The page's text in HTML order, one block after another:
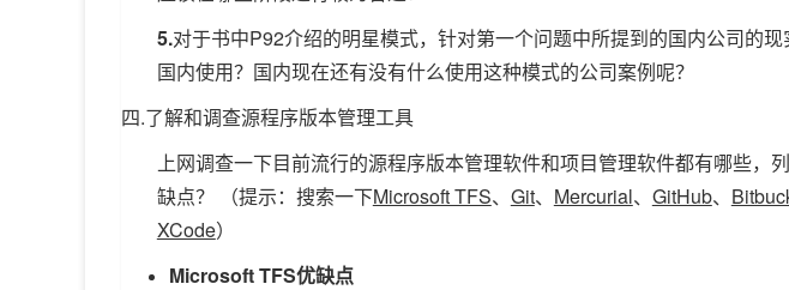
5.对于书中P92介绍的明星模式，针对第一个问题中所提到的国内公司的
国内使用？国内现在还有没有什么使用这种模式的公司案例呢？
四.了解和调查源程序版本管理工具
上网调查一下目前流行的源程序版本管理软件和项目管理软件都有哪些，
缺点？ （提示：搜索一下Microsoft TFS、 Git、 Mercurial、 GitHub、
XCode）
Microsoft TFS优缺点